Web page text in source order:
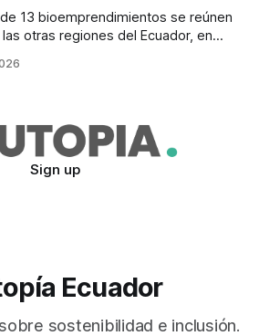
13 bioemprendimientos se reúnen
otras regiones del Ecuador, en
Sign up
Ecuador
sostenibilidad e inclusión.